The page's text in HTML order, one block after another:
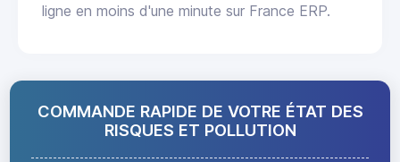
ligne en moins d'une minute sur France ERP.
COMMANDE RAPIDE DE VOTRE ÉTAT DES
RISQUES ET POLLUTION